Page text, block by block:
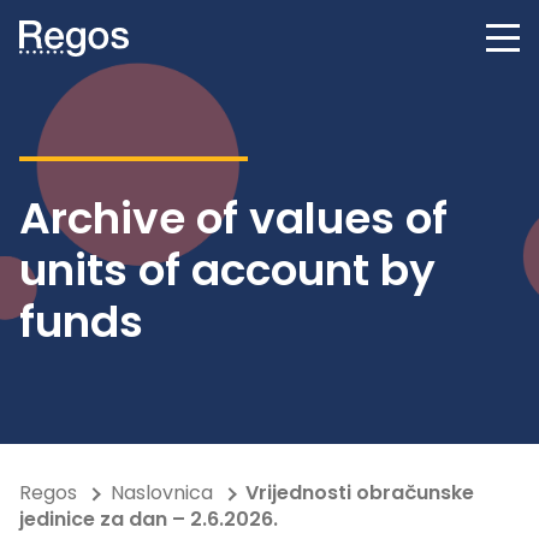
Archive of values of
units of account by
funds
Regos Naslovnica
Vrijednosti obračunske
jedinice za dan – 2.6.2026.